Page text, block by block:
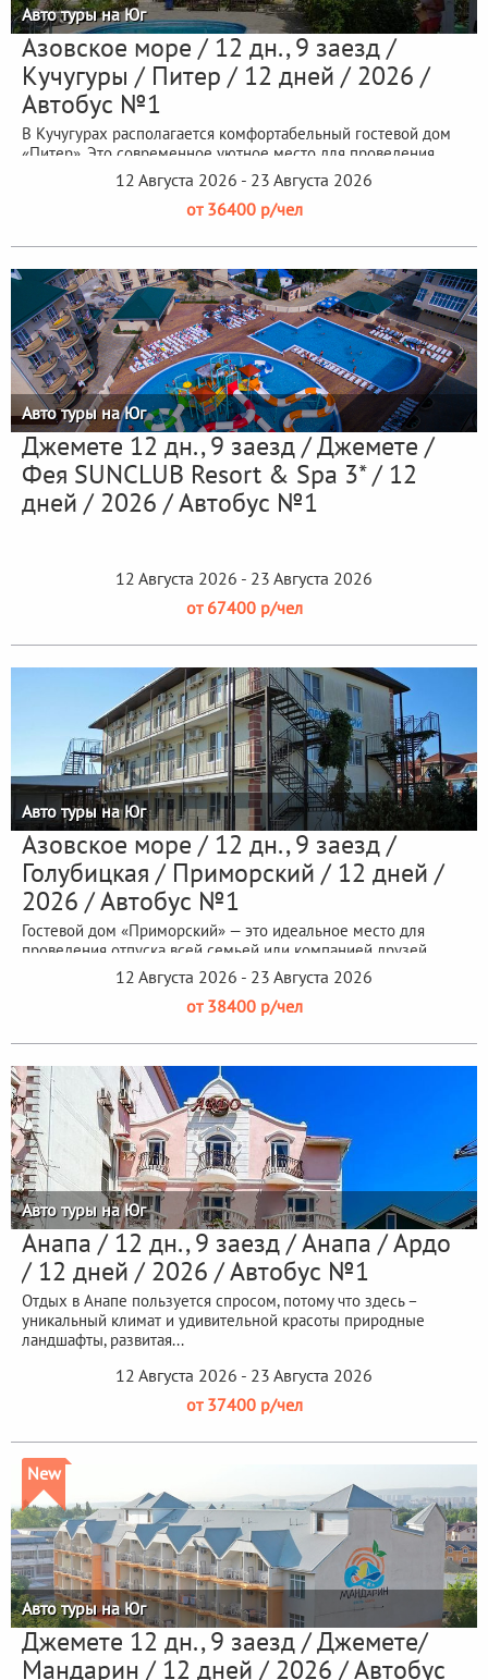
Авто туры на Юг
Азовское море / 12 дн., 9 заезд /
Кучугуры / Питер / 12 дней / 2026 /
Автобус №1
В Кучугурах располагается комфортабельный гостевой дом
«Питер». Это современное уютное место для проведения
12 Августа 2026 - 23 Августа 2026
от 36400 р/чел
Авто туры на Юг
Джемете 12 дн., 9 заезд / Джемете /
Фея SUNCLUB Resort & Spa 3* / 12
дней / 2026 / Автобус №1
12 Августа 2026 - 23 Августа 2026
от 67400 р/чел
Авто туры на Юг
Азовское море / 12 дн., 9 заезд /
Голубицкая / Приморский / 12 дней /
2026 / Автобус №1
Гостевой дом «Приморский» — это идеальное место для
проведения отпуска всей семьей или компанией друзей.
Гостевой дом находится...
12 Августа 2026 - 23 Августа 2026
от 38400 р/чел
Авто туры на Юг
Анапа / 12 дн., 9 заезд / Анапа / Ардо
/ 12 дней / 2026 / Автобус №1
Отдых в Анапе пользуется спросом, потому что здесь –
уникальный климат и удивительной красоты природные
ландшафты, развитая...
12 Августа 2026 - 23 Августа 2026
от 37400 р/чел
New
Авто туры на Юг
Джемете 12 дн., 9 заезд / Джемете/
Мандарин / 12 дней / 2026 / Автобус